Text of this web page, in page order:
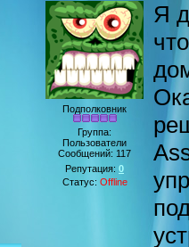
Подполковник
Группа:
Пользователи
Сообщений: 117
Репутация: 0
Статус: Offline
Я